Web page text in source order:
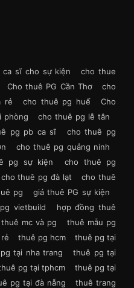
sĩ cho sự kiện
cho thue
Cho thuê PG Cần Thơ
cho
rẻ cho thuê pg huế
Cho
phòng
cho thuê pg lễ tân
pg pb ca sĩ
cho thuê pg
cho thuê pg quảng ninh
pg sự kiện
cho thuê pg
cho thuê pg đà lạt
cho thuê
pg
giá thuê PG sự kiện
vietbuild
hợp đồng thuê
thuê mc và pg
thuê mẫu pg
thuê pg hcm
thuê pg tại
tại nha trang
thuê pg tại
pg tại tphcm
thuê pg tại
pg tại đà nẵng
thuê trang